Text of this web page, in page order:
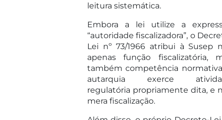
leitura sistemática.
Embora a lei utilize a
“autoridade fiscalizadora”, o
Lei nº 73/1966 atribui à Susep
apenas função fiscalizatória,
também competência
autarquia exerce
regulatória propriamente dita, e
mera fiscalização.